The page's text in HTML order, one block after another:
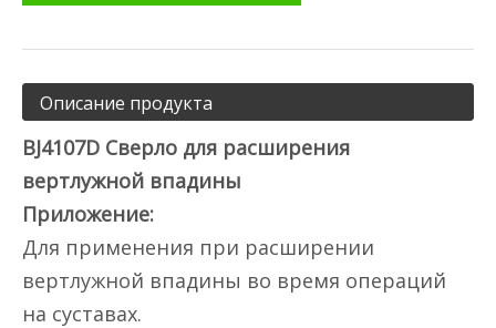
Описание продукта
BJ4107D Сверло для расширения
вертлужной впадины
Приложение:
Для применения при расширении
вертлужной впадины во время операций
на суставах.